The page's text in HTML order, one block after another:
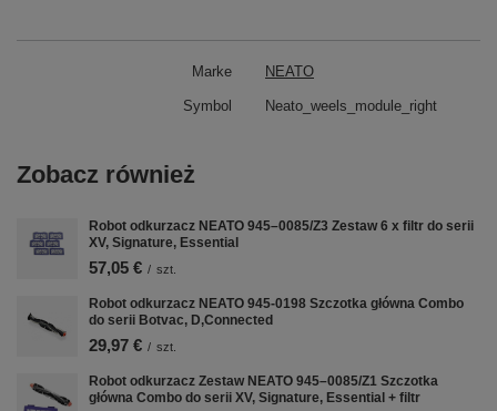
Marke NEATO
Symbol Neato_weels_module_right
Zobacz również
Robot odkurzacz NEATO 945–0085/Z3 Zestaw 6 x filtr do serii
XV, Signature, Essential
57,05 € / szt.
Robot odkurzacz NEATO 945-0198 Szczotka główna Combo
do serii Botvac, D,Connected
29,97 € / szt.
Robot odkurzacz Zestaw NEATO 945–0085/Z1 Szczotka
główna Combo do serii XV, Signature, Essential + filtr
Nastavení cookies a
osobních údajů